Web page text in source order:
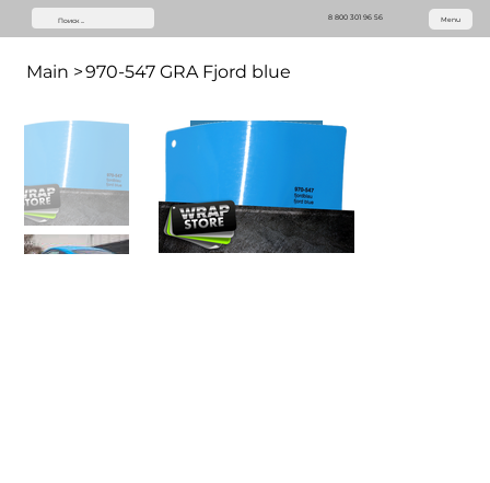
8 800 301 96 56 Menu
Main >970-547 GRA Fjord blue